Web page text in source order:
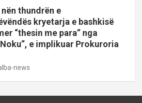
thundrën e
kryetarja e bashkisë
“thesin me para” nga
e implikuar Prokuroria
news